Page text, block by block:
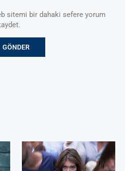
sitemi bir dahaki sefere yorum